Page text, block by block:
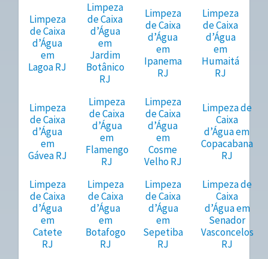
Limpeza
de Caixa
d’Água
em
Lagoa RJ
Limpeza
de Caixa
d’Água
em
Jardim
Botânico
RJ
Limpeza
de Caixa
d’Água
em
Ipanema
RJ
Limpeza
de Caixa
d’Água
em
Humaitá
RJ
Limpeza
de Caixa
d’Água
em
Gávea RJ
Limpeza
de Caixa
d’Água
em
Flamengo
RJ
Limpeza
de Caixa
d’Água
em
Cosme
Velho RJ
Limpeza de
Caixa
d’Água em
Copacabana
RJ
Limpeza
de Caixa
d’Água
em
Catete
RJ
Limpeza
de Caixa
d’Água
em
Botafogo
RJ
Limpeza
de Caixa
d’Água
em
Sepetiba
RJ
Limpeza de
Caixa
d’Água em
Senador
Vasconcelos
RJ